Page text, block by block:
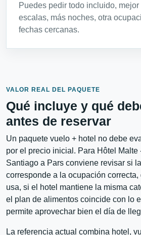
Puedes pedir todo incluido,
escalas, más noches, otra
fechas cercanas.
VALOR REAL DEL PAQUETE
Qué incluye y qué
antes de reservar
Un paquete vuelo + hotel no debe
por el precio inicial. Para Hôtel Malte
Santiago a Pars conviene revisar si
corresponde a la ocupación
usa, si el hotel mantiene la misma
el plan de alimentos coincide con lo
permite aprovechar bien el día de
La referencia actual combina hotel,